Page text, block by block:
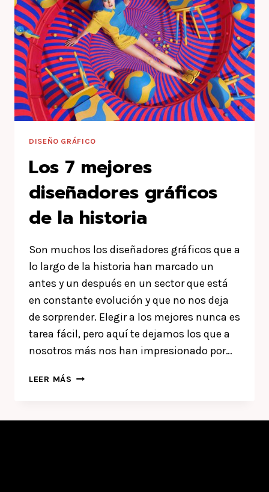
DISEÑO GRÁFICO
Los 7 mejores
diseñadores gráficos
de la historia
Son muchos los diseñadores gráficos que a
lo largo de la historia han marcado un
antes y un después en un sector que está
en constante evolución y que no nos deja
de sorprender. Elegir a los mejores nunca es
tarea fácil, pero aquí te dejamos los que a
nosotros más nos han impresionado por…
LEER MÁS LOS